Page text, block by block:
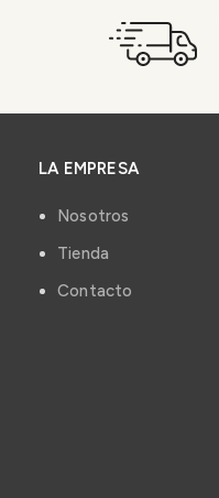
LA EMPRESA
Nosotros
Tienda
Contacto